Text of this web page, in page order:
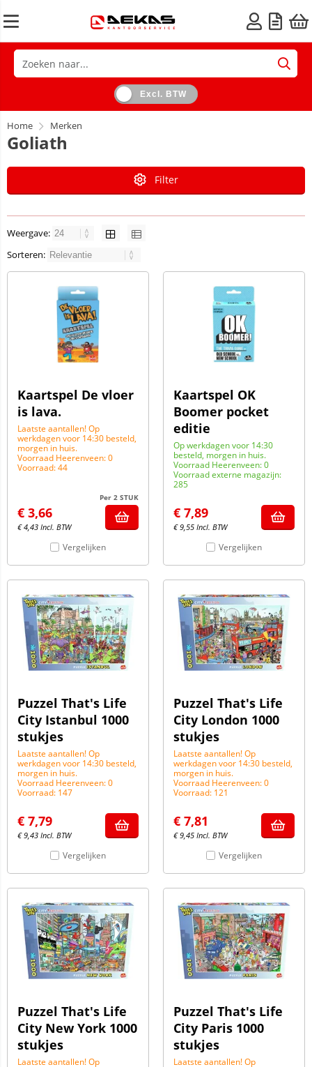
Excl. BTW
Home Merken
Goliath
Filter
Weergave:
Sorteren:
Kaartspel De vloer
is lava.
Laatste aantallen! Op
werkdagen voor 14:30 besteld,
morgen in huis.
Voorraad Heerenveen: 0
Voorraad: 44
Per 2 STUK
€ 3,66
€4,43 Incl. BTW
Vergelijken
Kaartspel OK
Boomer pocket
editie
Op werkdagen voor 14:30
besteld, morgen in huis.
Voorraad Heerenveen: 0
Voorraad externe magazijn:
285
€ 7,89
€9,55 Incl. BTW
Vergelijken
Puzzel That's Life
City Istanbul 1000
stukjes
Laatste aantallen! Op
werkdagen voor 14:30 besteld,
morgen in huis.
Voorraad Heerenveen: 0
Voorraad: 147
€ 7,79
€9,43 Incl. BTW
Vergelijken
Puzzel That's Life
City London 1000
stukjes
Laatste aantallen! Op
werkdagen voor 14:30 besteld,
morgen in huis.
Voorraad Heerenveen: 0
Voorraad: 121
€ 7,81
€9,45 Incl. BTW
Vergelijken
Puzzel That's Life
City New York 1000
stukjes
Laatste aantallen! Op
Puzzel That's Life
City Paris 1000
stukjes
Laatste aantallen! Op